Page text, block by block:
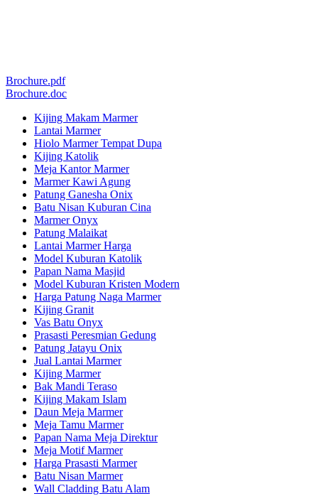
Brochure.pdf
Brochure.doc
Kijing Makam Marmer
Lantai Marmer
Hiolo Marmer Tempat Dupa
Kijing Katolik
Meja Kantor Marmer
Marmer Kawi Agung
Patung Ganesha Onix
Batu Nisan Kuburan Cina
Marmer Onyx
Patung Malaikat
Lantai Marmer Harga
Model Kuburan Katolik
Papan Nama Masjid
Model Kuburan Kristen Modern
Harga Patung Naga Marmer
Kijing Granit
Vas Batu Onyx
Prasasti Peresmian Gedung
Patung Jatayu Onix
Jual Lantai Marmer
Kijing Marmer
Bak Mandi Teraso
Kijing Makam Islam
Daun Meja Marmer
Meja Tamu Marmer
Papan Nama Meja Direktur
Meja Motif Marmer
Harga Prasasti Marmer
Batu Nisan Marmer
Wall Cladding Batu Alam